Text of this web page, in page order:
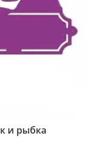
и рыбка